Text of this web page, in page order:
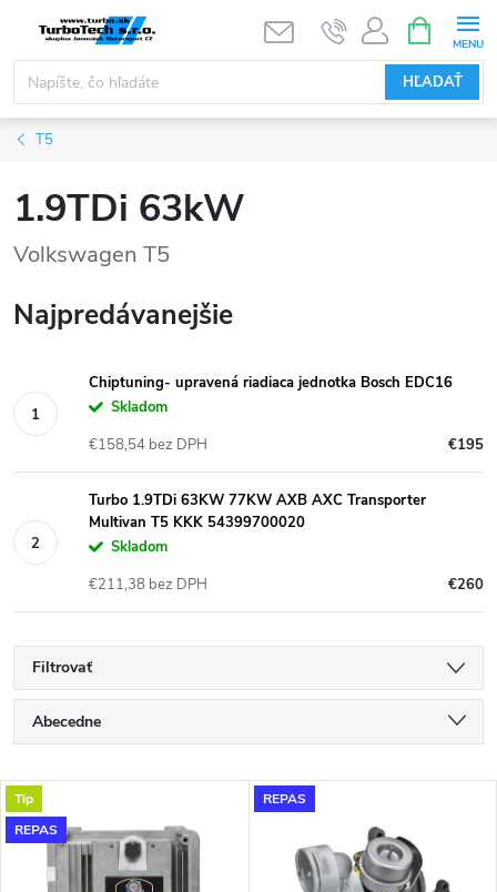
obsah
HĽADAŤ
KOŠÍK
T5
1.9TDi 63kW
Volkswagen T5
Najpredávanejšie
Chiptuning- upravená riadiaca jednotka Bosch EDC16
Skladom
€195
€158,54 bez DPH
Turbo 1.9TDi 63KW 77KW AXB AXC Transporter
Multivan T5 KKK 54399700020
Skladom
€260
€211,38 bez DPH
Filtrovať
R
a
d
Abecedne
Najdrahšie
Najpredávanejšie
V
ý
Tip
REPAS
REPAS